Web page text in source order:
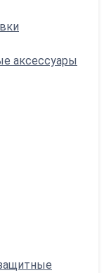
аксессуары